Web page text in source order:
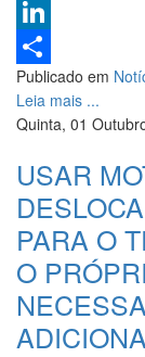
Pinterest
LinkedIn
Share
Publicado em
Leia mais ...
Quinta, 01
USAR
PARA O
O